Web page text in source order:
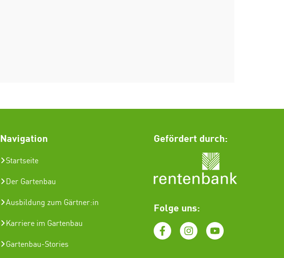
Navigation
Startseite
Der Gartenbau
Ausbildung zum Gärtner:in
Karriere im Gartenbau
Gartenbau-Stories
Gefördert durch:
Folge uns: